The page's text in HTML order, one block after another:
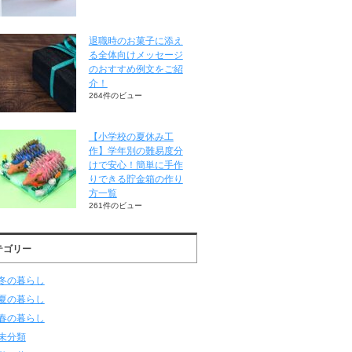
退職時のお菓子に添え
る全体向けメッセージ
のおすすめ例文をご紹
介！
264件のビュー
【小学校の夏休み工
作】学年別の難易度分
けで安心！簡単に手作
りできる貯金箱の作り
方一覧
261件のビュー
ゴリー
の暮らし
の暮らし
の暮らし
分類